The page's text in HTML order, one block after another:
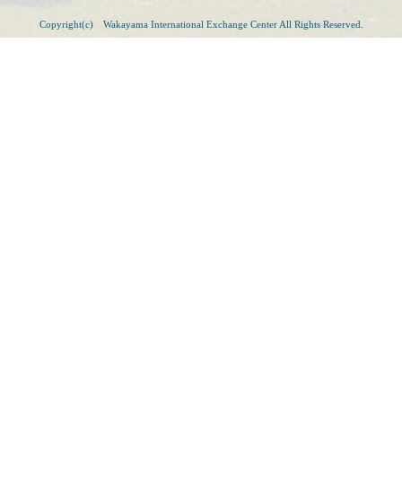
Copyright(c) Wakayama International Exchange Center All Rights Reserved.